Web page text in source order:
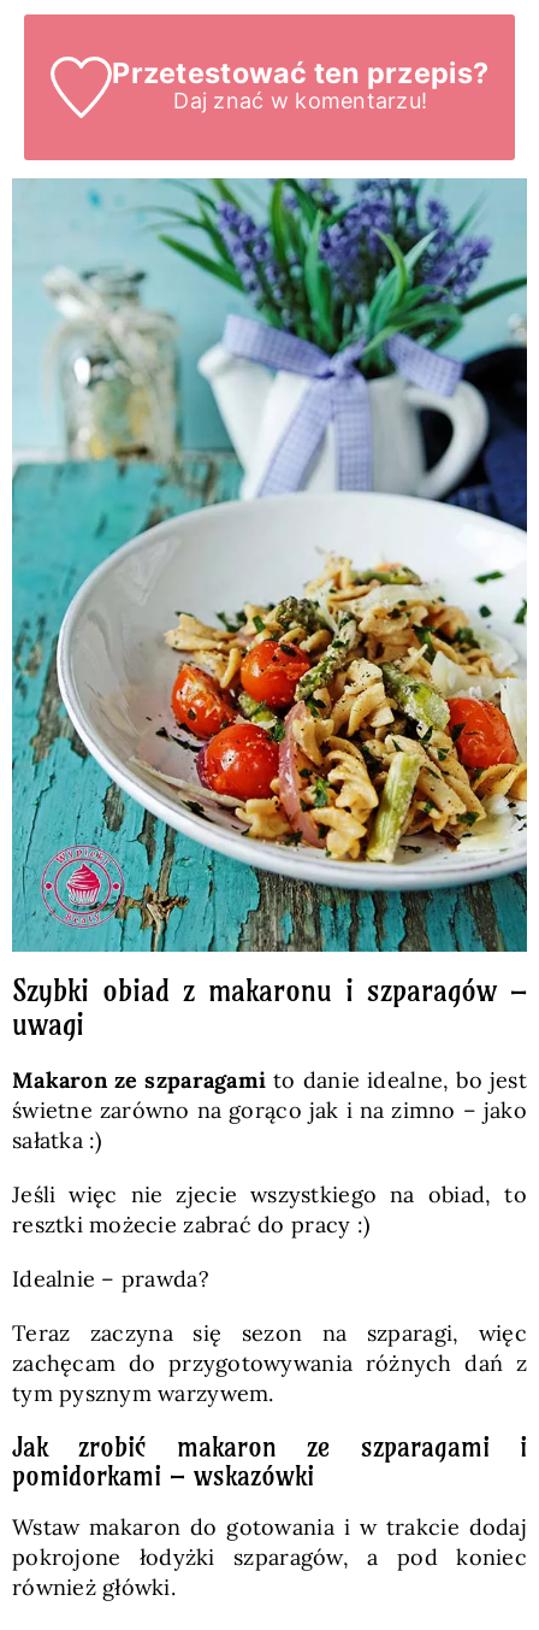
Przetestować ten przepis?
Daj znać w komentarzu!
Szybki obiad z makaronu i szparagów –
uwagi
Makaron ze szparagami to danie idealne, bo jest
świetne zarówno na gorąco jak i na zimno – jako
sałatka :)
Jeśli więc nie zjecie wszystkiego na obiad, to
resztki możecie zabrać do pracy :)
Idealnie – prawda?
Teraz zaczyna się sezon na szparagi, więc
zachęcam do przygotowywania różnych dań z
tym pysznym warzywem.
Jak zrobić makaron ze szparagami i
pomidorkami – wskazówki
Wstaw makaron do gotowania i w trakcie dodaj
pokrojone łodyżki szparagów, a pod koniec
również główki.